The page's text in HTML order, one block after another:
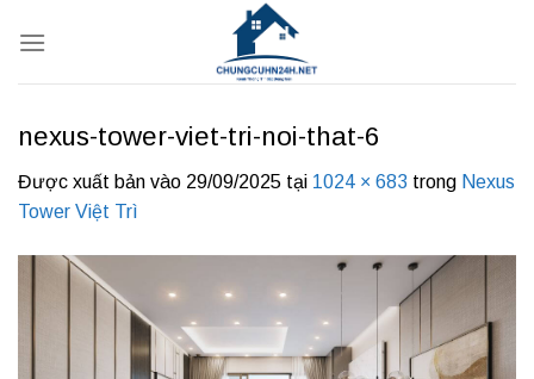
qua
nexus-tower-viet-tri-noi-that-6
Được xuất bản vào 29/09/2025 tại 1024 × 683 trong Nexus
Tower Việt Trì